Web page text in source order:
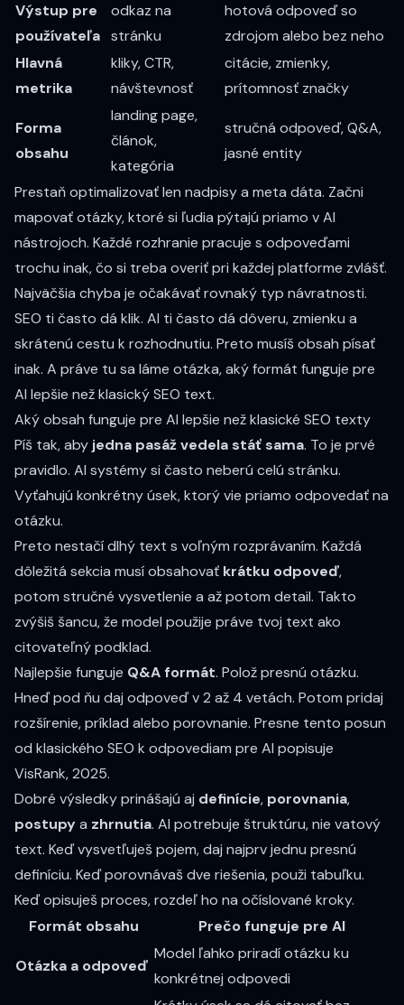
Výstup pre
používateľa
odkaz na
stránku
hotová odpoveď so
zdrojom alebo bez neho
Hlavná
metrika
kliky, CTR,
návštevnosť
citácie, zmienky,
prítomnosť značky
Forma
obsahu
landing page,
článok,
kategória
stručná odpoveď, Q&A,
jasné entity
Prestaň optimalizovať len nadpisy a meta dáta. Začni
mapovať otázky, ktoré si ľudia pýtajú priamo v AI
nástrojoch. Každé rozhranie pracuje s odpoveďami
trochu inak, čo si treba overiť pri každej platforme zvlášť.
Najväčšia chyba je očakávať rovnaký typ návratnosti.
SEO ti často dá klik. AI ti často dá dôveru, zmienku a
skrátenú cestu k rozhodnutiu. Preto musíš obsah písať
inak. A práve tu sa láme otázka, aký formát funguje pre
AI lepšie než klasický SEO text.
Aký obsah funguje pre AI lepšie než klasické SEO texty
Píš tak, aby jedna pasáž vedela stáť sama. To je prvé
pravidlo. AI systémy si často neberú celú stránku.
Vyťahujú konkrétny úsek, ktorý vie priamo odpovedať na
otázku.
Preto nestačí dlhý text s voľným rozprávaním. Každá
dôležitá sekcia musí obsahovať krátku odpoveď,
potom stručné vysvetlenie a až potom detail. Takto
zvýšiš šancu, že model použije práve tvoj text ako
citovateľný podklad.
Najlepšie funguje Q&A formát. Polož presnú otázku.
Hneď pod ňu daj odpoveď v 2 až 4 vetách. Potom pridaj
rozšírenie, príklad alebo porovnanie. Presne tento posun
od klasického SEO k odpovediam pre AI popisuje
VisRank, 2025.
Dobré výsledky prinášajú aj definície, porovnania,
postupya zhrnutia. AI potrebuje štruktúru, nie vatový
text. Keď vysvetľuješ pojem, daj najprv jednu presnú
definíciu. Keď porovnávaš dve riešenia, použi tabuľku.
Keď opisuješ proces, rozdeľ ho na očíslované kroky.
Formát obsahu
Prečo funguje pre AI
Otázka a odpoveď
Model ľahko priradí otázku ku
konkrétnej odpovedi